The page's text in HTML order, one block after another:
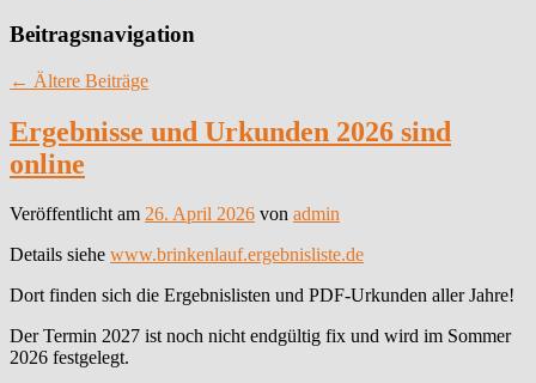
Beitragsnavigation
← Ältere Beiträge
Ergebnisse und Urkunden 2026 sind
online
Veröffentlicht am 26. April 2026 von admin
Details siehe www.brinkenlauf.ergebnisliste.de
Dort finden sich die Ergebnislisten und PDF-Urkunden aller Jahre!
Der Termin 2027 ist noch nicht endgültig fix und wird im Sommer
2026 festgelegt.